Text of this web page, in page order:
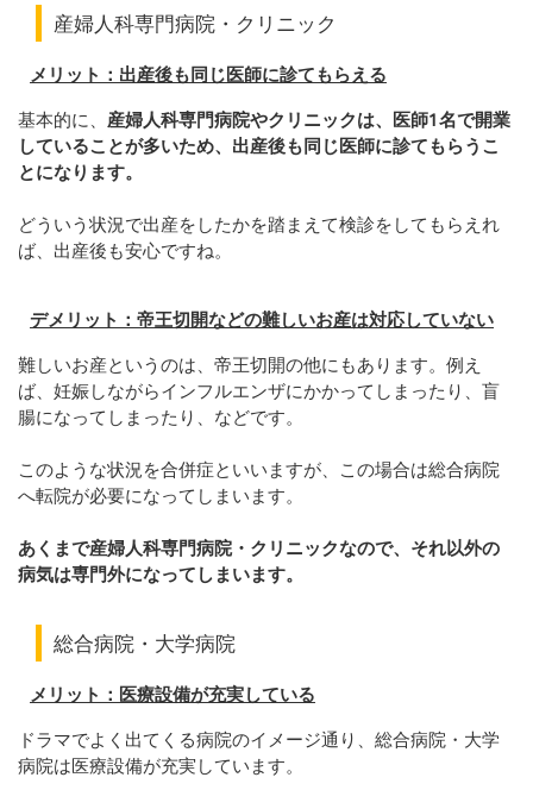
産婦人科専門病院・クリニック
メリット：出産後も同じ医師に診てもらえる
基本的に、 産婦人科専門病院やクリニックは、医師1名で開業
していることが多いため、出産後も同じ医師に診てもらうこ
とになります。
どういう状況で出産をしたかを踏まえて検診をしてもらえれ
ば、出産後も安心ですね。
デメリット：帝王切開などの難しいお産は対応していない
難しいお産というのは、帝王切開の他にもあります。例え
ば、妊娠しながらインフルエンザにかかってしまったり、盲
腸になってしまったり、などです。
このような状況を合併症といいますが、この場合は総合病院
へ転院が必要になってしまいます。
あくまで産婦人科専門病院・クリニックなので、それ以外の
病気は専門外になってしまいます。
総合病院・大学病院
メリット：医療設備が充実している
ドラマでよく出てくる病院のイメージ通り、総合病院・大学
病院は医療設備が充実しています。